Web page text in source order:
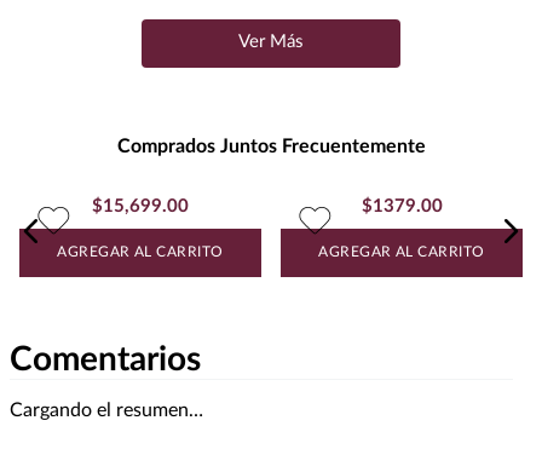
Ver Más
Comprados Juntos Frecuentemente
$15, 699.00
Vino Tinto Vega Sicilia Unico
AGREGAR AL CARRITO